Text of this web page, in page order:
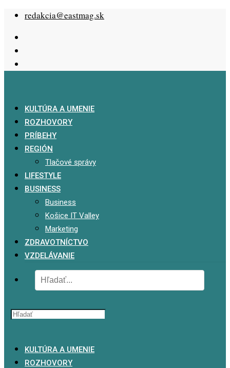
Skip
content
redakcia@eastmag.sk
KULTÚRA A UMENIE
ROZHOVORY
PRÍBEHY
REGIÓN
Tlačové správy
LIFESTYLE
BUSINESS
Business
Košice IT Valley
Marketing
ZDRAVOTNÍCTVO
VZDELÁVANIE
KULTÚRA A UMENIE
ROZHOVORY